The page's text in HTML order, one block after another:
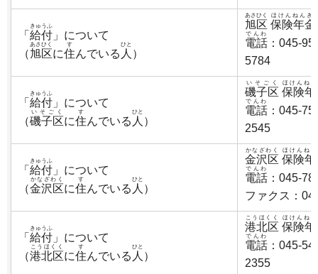
「 給付
きゅうふ
」について
（旭区
あさひく
に住
す
んでいる 人
ひと
）
旭区
あさひく
保険年金
ほけんねんき
電話
でんわ
：045-
5784
「 給付
きゅうふ
」について
（磯子区
いそごく
に住
す
んでいる 人
ひと
）
磯子区
いそごく
保険
ほけんね
電話
でんわ
：045-
2545
「 給付
きゅうふ
」について
（金沢区
かなざわく
に住
す
んでいる 人
ひと
）
金沢区
かなざわく
保険
ほけんね
電話
でんわ
：045-
ファクス：
「 給付
きゅうふ
」について
（港北区
こうほくく
に住
す
んでいる 人
ひと
）
港北区
こうほくく
保険
ほけんね
電話
でんわ
：045-
2355